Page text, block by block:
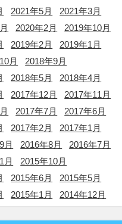
2021年5月
2021年3月
2020年2月
2019年10月
2019年2月
2019年1月
月
2018年9月
2018年5月
2018年4月
2017年12月
2017年11月
2017年7月
2017年6月
2017年2月
2017年1月
月 2016年8月
2016年7月
月
2015年10月
2015年6月
2015年5月
2015年1月 2014年12月